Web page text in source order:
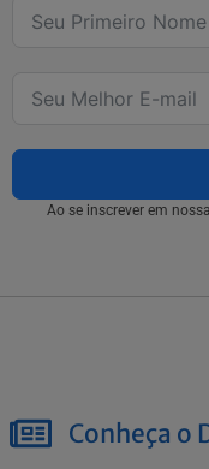
Ao se inscrever em
Conheça o